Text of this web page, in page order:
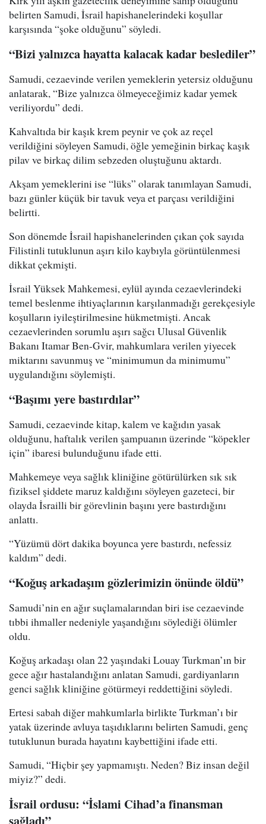
belirten Samudi, İsrail hapishanelerindeki koşullar
karşısında “şoke olduğunu” söyledi.
“Bizi yalnızca hayatta kalacak kadar beslediler”
Samudi, cezaevinde verilen yemeklerin yetersiz olduğunu
anlatarak, “Bize yalnızca ölmeyeceğimiz kadar yemek
veriliyordu” dedi.
Kahvaltıda bir kaşık krem peynir ve çok az reçel
verildiğini söyleyen Samudi, öğle yemeğinin birkaç kaşık
pilav ve birkaç dilim sebzeden oluştuğunu aktardı.
Akşam yemeklerini ise “lüks” olarak tanımlayan Samudi,
bazı günler küçük bir tavuk veya et parçası verildiğini
belirtti.
Son dönemde İsrail hapishanelerinden çıkan çok sayıda
Filistinli tutuklunun aşırı kilo kaybıyla görüntülenmesi
dikkat çekmişti.
İsrail Yüksek Mahkemesi, eylül ayında cezaevlerindeki
temel beslenme ihtiyaçlarının karşılanmadığı gerekçesiyle
koşulların iyileştirilmesine hükmetmişti. Ancak
cezaevlerinden sorumlu aşırı sağcı Ulusal Güvenlik
Bakanı Itamar Ben-Gvir, mahkumlara verilen yiyecek
miktarını savunmuş ve “minimumun da minimumu”
uygulandığını söylemişti.
“Başımı yere bastırdılar”
Samudi, cezaevinde kitap, kalem ve kağıdın yasak
olduğunu, haftalık verilen şampuanın üzerinde “köpekler
için” ibaresi bulunduğunu ifade etti.
Mahkemeye veya sağlık kliniğine götürülürken sık sık
fiziksel şiddete maruz kaldığını söyleyen gazeteci, bir
olayda İsrailli bir görevlinin başını yere bastırdığını
anlattı.
“Yüzümü dört dakika boyunca yere bastırdı, nefessiz
kaldım” dedi.
“Koğuş arkadaşım gözlerimizin önünde öldü”
Samudi’nin en ağır suçlamalarından biri ise cezaevinde
tıbbi ihmaller nedeniyle yaşandığını söylediği ölümler
oldu.
Koğuş arkadaşı olan 22 yaşındaki Louay Turkman’ın bir
gece ağır hastalandığını anlatan Samudi, gardiyanların
genci sağlık kliniğine götürmeyi reddettiğini söyledi.
Ertesi sabah diğer mahkumlarla birlikte Turkman’ı bir
yatak üzerinde avluya taşıdıklarını belirten Samudi, genç
tutuklunun burada hayatını kaybettiğini ifade etti.
Samudi, “Hiçbir şey yapmamıştı. Neden? Biz insan değil
miyiz?” dedi.
İsrail ordusu: “İslami Cihad’a finansman
sağladı”